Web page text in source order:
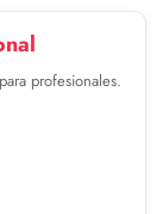
profesionales.